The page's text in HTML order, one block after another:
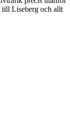
till Liseberg och allt